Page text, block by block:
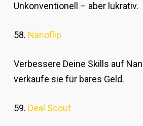
Unkonventionell – aber lukrativ.
58. Nanoflip
Verbessere Deine Skills auf
verkaufe sie für bares Geld.
59. Deal Scout